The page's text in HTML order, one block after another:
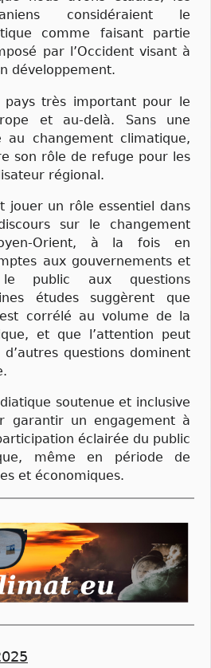
considéraient le
comme faisant partie
par l’Occident visant à
développement.
pays très important pour le
et au-delà. Sans une
au changement climatique,
son rôle de refuge pour les
régional.
jouer un rôle essentiel dans
sur le changement
Orient, à la fois en
aux gouvernements et
le public aux questions
études suggèrent que
corrélé au volume de la
et que l’attention peut
questions dominent
soutenue et inclusive
garantir un engagement à
éclairée du public
même en période de
et économiques.